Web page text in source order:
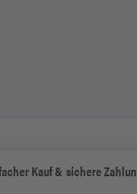
Kauf & sichere